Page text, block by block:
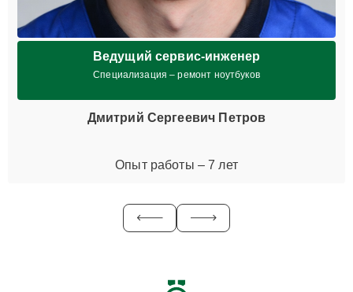
Ведущий сервис-инженер
Специализация – ремонт ноутбуков
Дмитрий Сергеевич Петров
Опыт работы – 7 лет